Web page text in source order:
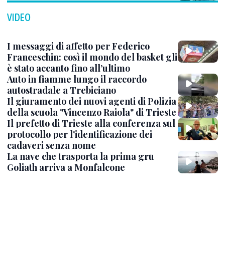
VIDEO
I messaggi di affetto per Federico
Franceschin: così il mondo del basket gli
è stato accanto fino all’ultimo
Auto in fiamme lungo il raccordo
autostradale a Trebiciano
Il giuramento dei nuovi agenti di Polizia
della scuola "Vincenzo Raiola" di Trieste
Il prefetto di Trieste alla conferenza sul
protocollo per l'identificazione dei
cadaveri senza nome
La nave che trasporta la prima gru
Goliath arriva a Monfalcone